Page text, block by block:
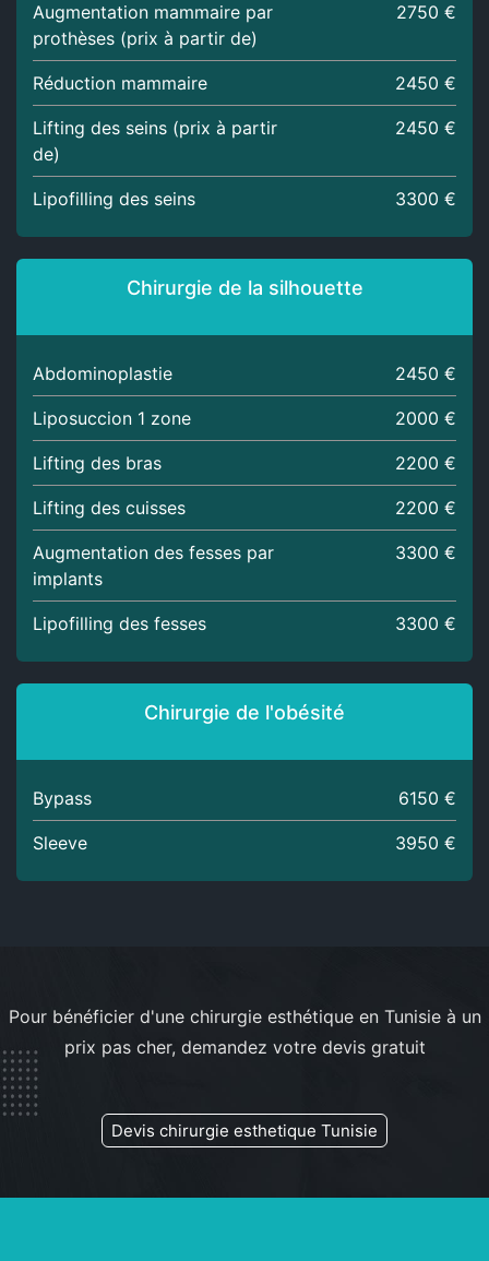
Augmentation mammaire par
prothèses (prix à partir de)
2750 €
Réduction mammaire 2450 €
Lifting des seins (prix à partir
de)
2450 €
Lipofilling des seins 3300 €
Chirurgie de la silhouette
Abdominoplastie 2450 €
Liposuccion 1 zone 2000 €
Lifting des bras 2200 €
Lifting des cuisses 2200 €
Augmentation des fesses par
implants
3300 €
Lipofilling des fesses 3300 €
Chirurgie de l'obésité
Bypass 6150 €
Sleeve 3950 €
Pour bénéficier d'une chirurgie esthétique en Tunisie à un
prix pas cher, demandez votre devis gratuit
Devis chirurgie esthetique Tunisie